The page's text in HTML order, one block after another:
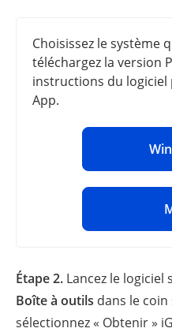
Choisissez le système
téléchargez la version
instructions du logiciel
App.
Étape 2. Lancez le logiciel
Boîte à outils dans le
sélectionnez « Obtenir »